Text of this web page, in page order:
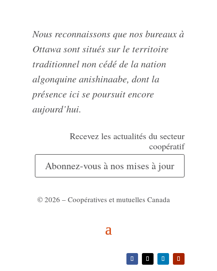
Nous reconnaissons que nos bureaux à
Ottawa sont situés sur le territoire
traditionnel non cédé de la nation
algonquine anishinaabe, dont la
présence ici se poursuit encore
aujourd’hui.
Recevez les actualités du secteur
coopératif
Abonnez-vous à nos mises à jour
© 2026 – Coopératives et mutuelles Canada